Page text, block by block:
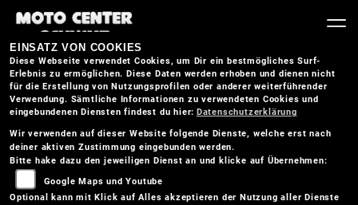
EINSATZ VON COOKIES
Diese Webseite verwendet Cookies, um Dir ein bestmögliches Surf-
Erlebnis zu ermöglichen. Diese Daten werden erhoben und dienen nicht
für die Erstellung von Nutzungsprofilen oder anderer weiterführender
Verwendung. Sämtliche Informationen zu verwendeten Cookies und
eingebundenen Diensten findest du hier: Datenschutzerklärung
Wir verwenden auf dieser Website folgende Dienste, welche erst nach
deiner aktiven Zustimmung eingebunden werden.
Bitte hake dazu den jeweiligen Dienst an und klicke auf Übernehmen:
Google Maps und Youtube
Optional kann mit Klick auf Alles akzeptieren der Nutzung aller Dienste